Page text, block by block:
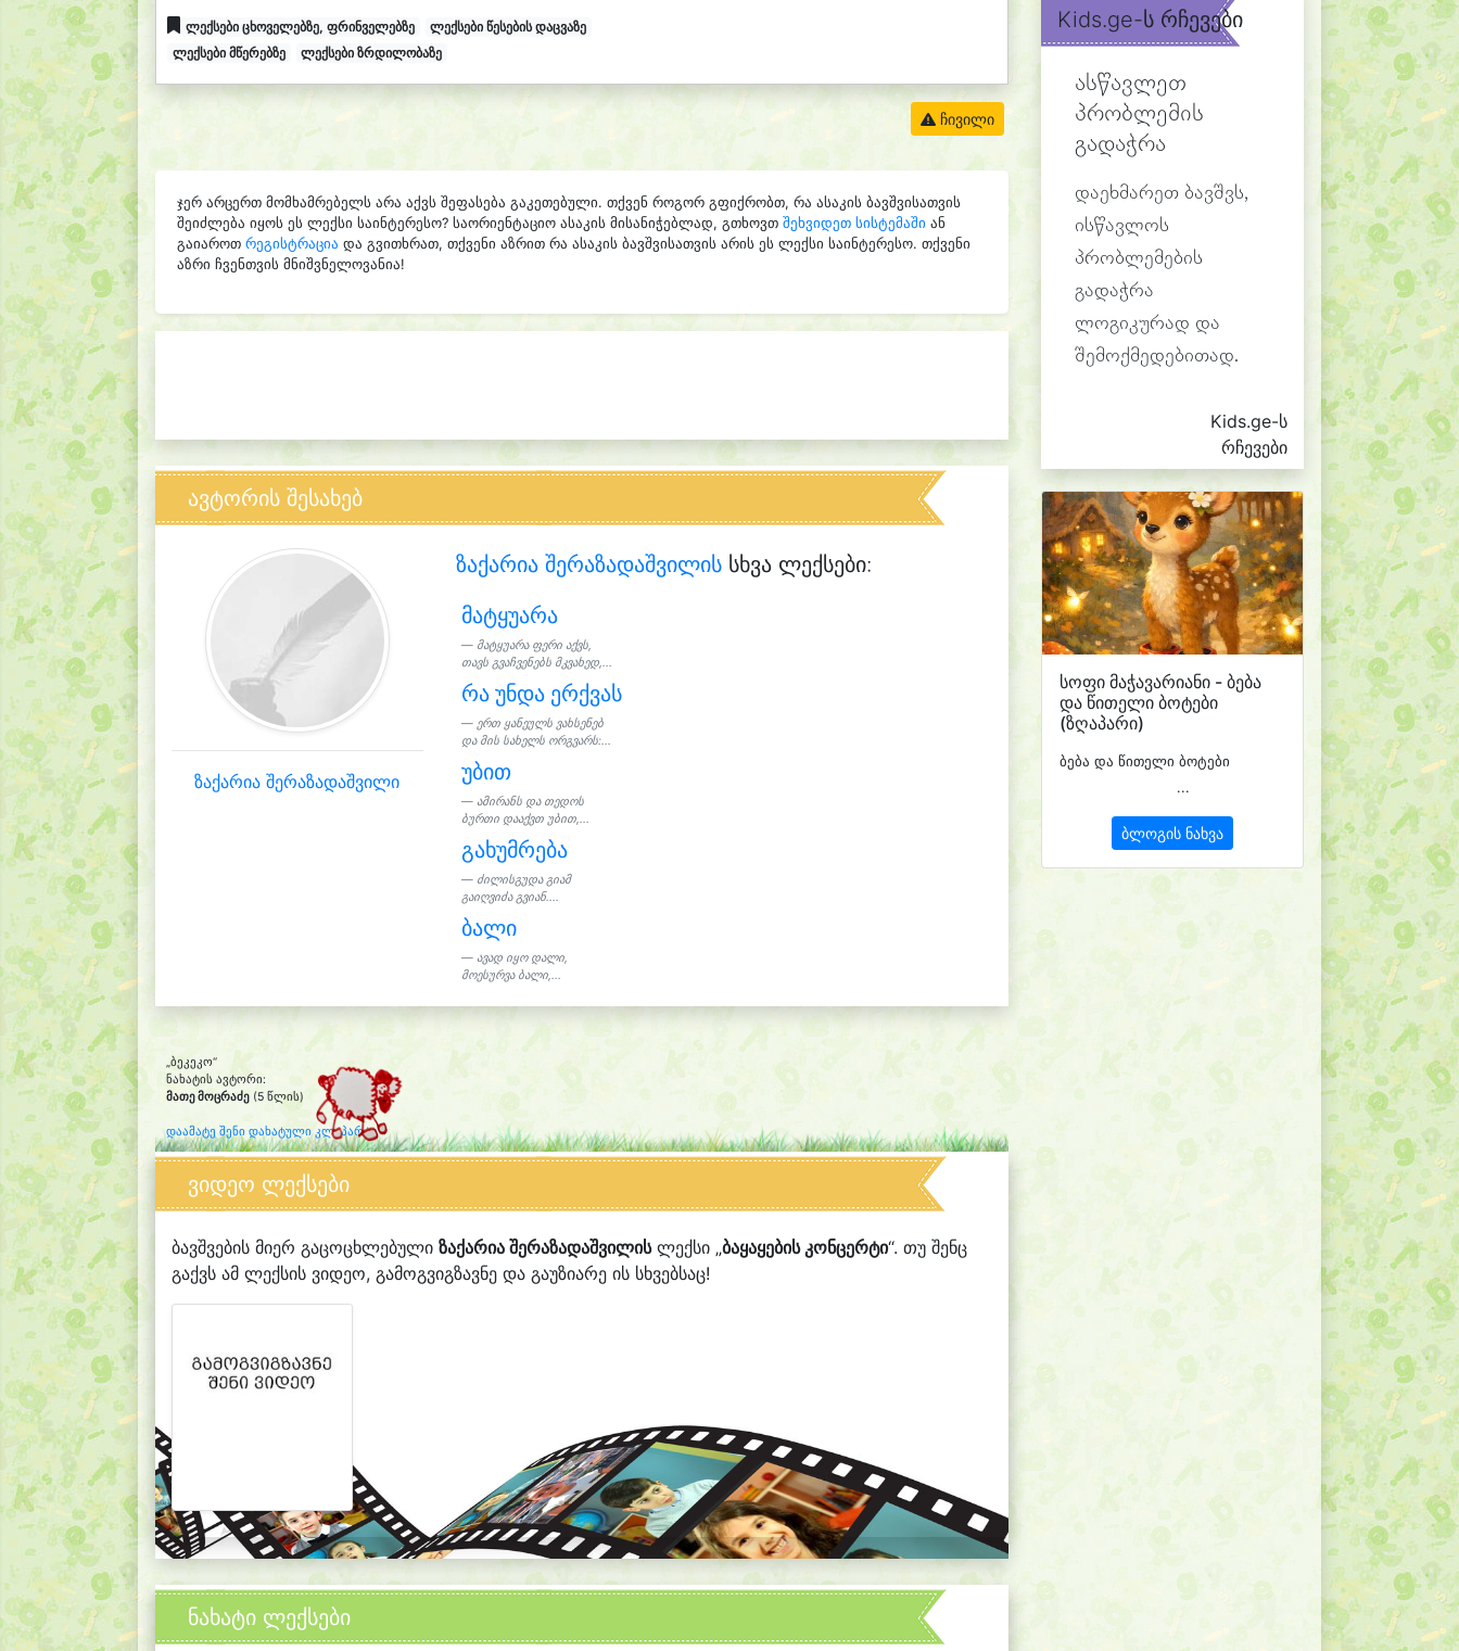
ლექსები ცხოველებზე, ფრინველებზე
ლექსები წესების დაცვაზე
ლექსები მწერებზე
ლექსები ზრდილობაზე
ჩივილი
ჯერ არცერთ მომხამრებელს არა აქვს შეფასება გაკეთებული. თქვენ როგორ გფიქრობთ, რა ასაკის ბავშვისათვის
შეიძლება იყოს ეს ლექსი საინტერესო? საორიენტაციო ასაკის მისანიჭებლად, გთხოვთ შეხვიდეთ სისტემაში ან
გაიაროთ რეგისტრაცია და გვითხრათ, თქვენი აზრით რა ასაკის ბავშვისათვის არის ეს ლექსი საინტერესო. თქვენი
აზრი ჩვენთვის მნიშვნელოვანია!
ავტორის შესახებ
ზაქარია შერაზადაშვილი
ზაქარია შერაზადაშვილისსხვა ლექსები:
მატყუარა
მატყუარა ფერი აქვს,
თავს გვაჩვენებს მკვახედ,...
რა უნდა ერქვას
ერთ ყანეულს ვახსენებ
და მის სახელს ორგვარს:...
უბით
ამირანს და თედოს
ბურთი დააქვთ უბით,...
გახუმრება
ძილისგუდა გიამ
გაიღვიძა გვიან....
ბალი
ავად იყო დალი,
მოესურვა ბალი,...
„ბეკეკო“
ნახატის ავტორი:
მათე მოცრაძე (5 წლის)
დაამატე შენი დახატული კლიპარტი
ვიდეო ლექსები
ბავშვების მიერ გაცოცხლებული ზაქარია შერაზადაშვილისლექსი „ბაყაყების კონცერტი“. თუ შენც
გაქვს ამ ლექსის ვიდეო, გამოგვიგზავნე და გაუზიარე ის სხვებსაც!
ნახატი ლექსები
Kids.ge-ს რჩევები
ასწავლეთ
პრობლემის
გადაჭრა
დაეხმარეთ ბავშვს,
ისწავლოს
პრობლემების
გადაჭრა
ლოგიკურად და
შემოქმედებითად.
Kids.ge-ს
რჩევები
სოფი მაჭავარიანი - ბება
და წითელი ბოტები
(ზღაპარი)
ბება და წითელი ბოტები
...
ბლოგის ნახვა